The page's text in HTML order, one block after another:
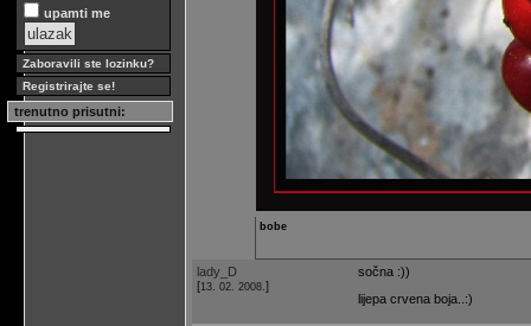
upamti me
Zaboravili ste lozinku?
Registrirajte se!
trenutno prisutni:
bobe
lady_D
[13. 02. 2008. ]
sočna :))
lijepa crvena boja..:)